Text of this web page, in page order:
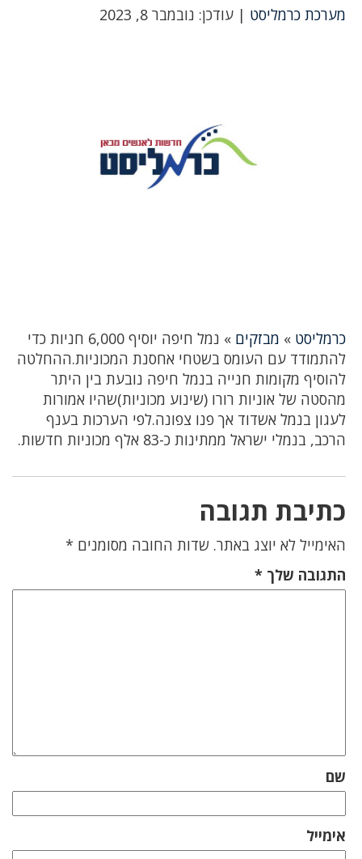
מערכת כרמליסט | עודכן: נובמבר 8, 2023
כרמליסט » מבזקים »
נמל חיפה יוסיף 6,000 חניות כדי
להתמודד עם העומס בשטחי אחסנת המכוניות.ההחלטה
להוסיף מקומות חנייה בנמל חיפה נובעת בין היתר
מהסטה של אוניות רורו (שינוע מכוניות)שהיו אמורות
לעגון בנמל אשדוד אך פנו צפונה.לפי הערכות בענף
הרכב, בנמלי ישראל ממתינות כ-83 אלף מכוניות חדשות.
כתיבת תגובה
האימייל לא יוצג באתר. שדות החובה מסומנים *
התגובה שלך *
שם
אימייל